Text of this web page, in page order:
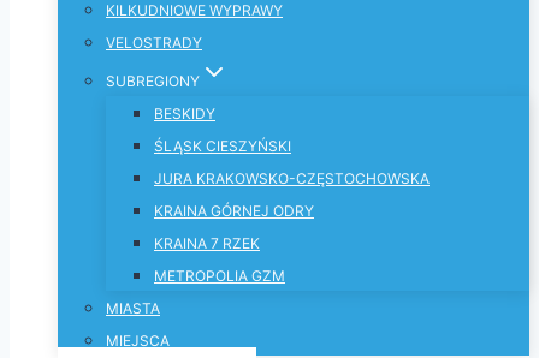
KILKUDNIOWE WYPRAWY
VELOSTRADY
SUBREGIONY
BESKIDY
ŚLĄSK CIESZYŃSKI
JURA KRAKOWSKO-CZĘSTOCHOWSKA
KRAINA GÓRNEJ ODRY
KRAINA 7 RZEK
METROPOLIA GZM
MIASTA
MIEJSCA